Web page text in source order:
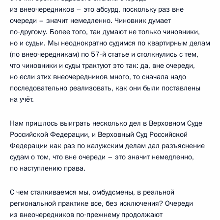
из внеочередников – это абсурд, поскольку раз вне
очереди – значит немедленно. Чиновник думает
по‑другому. Более того, так думают не только чиновники,
но и судьи. Мы неоднократно судимся по квартирным делам
(по внеочередникам) по 57-й статье и столкнулись с тем,
что чиновники и суды трактуют это так: да, вне очереди,
но если этих внеочередников много, то сначала надо
последовательно реализовать, как они были поставлены
на учёт.
Нам пришлось выиграть несколько дел в Верховном Суде
Российской Федерации, и Верховный Суд Российской
Федерации как раз по калужским делам дал разъяснение
судам о том, что вне очереди – это значит немедленно,
по наступлению права.
С чем сталкиваемся мы, омбудсмены, в реальной
региональной практике все, без исключения? Очереди
из внеочередников по‑прежнему продолжают